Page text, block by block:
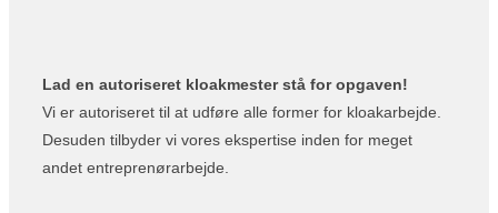
Lad en autoriseret kloakmester stå for opgaven!
Vi er autoriseret til at udføre alle former for kloakarbejde.
Desuden tilbyder vi vores ekspertise inden for meget
andet entreprenørarbejde.